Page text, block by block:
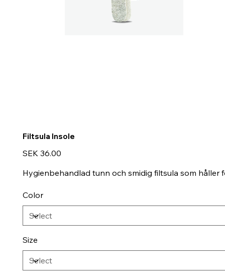
Filtsula Insole
Price
SEK 36.00
Hygienbehandlad tunn och smidig filtsula som håller
Color
Size